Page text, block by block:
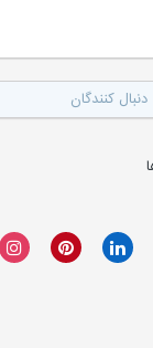
دنبال کنندگان